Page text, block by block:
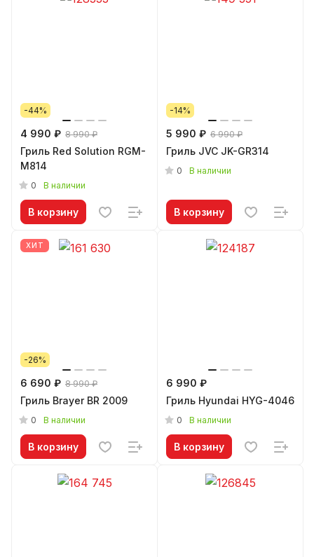
-44%
4 990 ₽ 8 990 ₽
Гриль Red Solution RGM-
M814
0 В наличии
В корзину
-14%
5 990 ₽ 6 990 ₽
Гриль JVC JK-GR314
0 В наличии
В корзину
ХИТ
-26%
6 690 ₽ 8 990 ₽
Гриль Brayer BR 2009
0 В наличии
В корзину
6 990 ₽
Гриль Hyundai HYG-4046
0 В наличии
В корзину